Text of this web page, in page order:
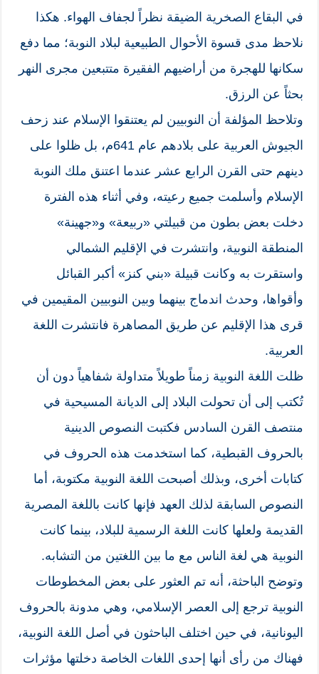
في البقاع الصخرية الضيقة نظراً لجفاف الهواء. هكذا
نلاحظ مدى قسوة الأحوال الطبيعية لبلاد النوبة؛ مما دفع
سكانها للهجرة من أراضيهم الفقيرة متتبعين مجرى النهر
بحثاً عن الرزق.
وتلاحظ المؤلفة أن النوبيين لم يعتنقوا الإسلام عند زحف
الجيوش العربية على بلادهم عام 641م، بل ظلوا على
دينهم حتى القرن الرابع عشر عندما اعتنق ملك النوبة
الإسلام وأسلمت جميع رعيته، وفي أثناء هذه الفترة
دخلت بعض بطون من قبيلتي «ربيعة» و«جهينة»
المنطقة النوبية، وانتشرت في الإقليم الشمالي
واستقرت به وكانت قبيلة «بني كنز» أكبر القبائل
وأقواها، وحدث اندماج بينهما وبين النوبيين المقيمين في
قرى هذا الإقليم عن طريق المصاهرة فانتشرت اللغة
العربية.
ظلت اللغة النوبية زمناً طويلاً متداولة شفاهياً دون أن
تُكتب إلى أن تحولت البلاد إلى الديانة المسيحية في
منتصف القرن السادس فكتبت النصوص الدينية
بالحروف القبطية، كما استخدمت هذه الحروف في
كتابات أخرى، وبذلك أصبحت اللغة النوبية مكتوبة، أما
النصوص السابقة لذلك العهد فإنها كانت باللغة المصرية
القديمة ولعلها كانت اللغة الرسمية للبلاد، بينما كانت
النوبية هي لغة الناس مع ما بين اللغتين من التشابه.
وتوضح الباحثة، أنه تم العثور على بعض المخطوطات
النوبية ترجع إلى العصر الإسلامي، وهي مدونة بالحروف
اليونانية، في حين اختلف الباحثون في أصل اللغة النوبية،
فهناك من رأى أنها إحدى اللغات الخاصة دخلتها مؤثرات